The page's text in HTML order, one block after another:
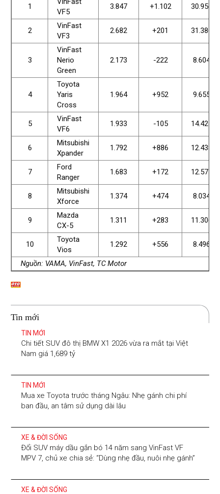
1
VF5
3.847 +1.102 30.956
2
VinFast
VF3
2.682 +201 31.386
3
VinFast
Nerio
Green
2.173 -222 8.604
4
Toyota
Yaris
Cross
1.964 +952 9.655
5
VinFast
VF6
1.933 -105 14.425
6
Mitsubishi
Xpander
1.792 +886 12.438
7
Ford
Ranger
1.683 +172 12.577
8
Mitsubishi
Xforce
1.374 +474 8.034
9
Mazda
CX-5
1.311 +283 11.306
10
Toyota
Vios
1.292 +556 8.496
Nguồn: VAMA, VinFast, TC Motor
Tin mới
TIN MỚI
Chi tiết SUV đô thị BMW X1 2026 vừa ra mắt tại Việt
Nam giá 1,689 tỷ
TIN MỚI
Mua xe Toyota trước tháng Ngâu: Nhẹ gánh chi phí
ban đầu, an tâm sử dụng dài lâu
XE & ĐỜI SỐNG
Đổi SUV máy dầu gắn bó 14 năm sang VinFast VF
MPV 7, chủ xe chia sẻ: “Dùng nhẹ đầu, nuôi nhẹ gánh”
XE & ĐỜI SỐNG